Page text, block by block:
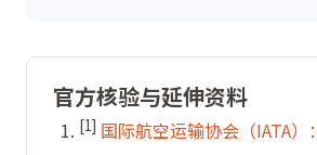
官方核验与延伸资料
[1] 国际航空运输协会（IATA）